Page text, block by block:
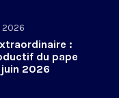
2026
:
du pape
juin 2026